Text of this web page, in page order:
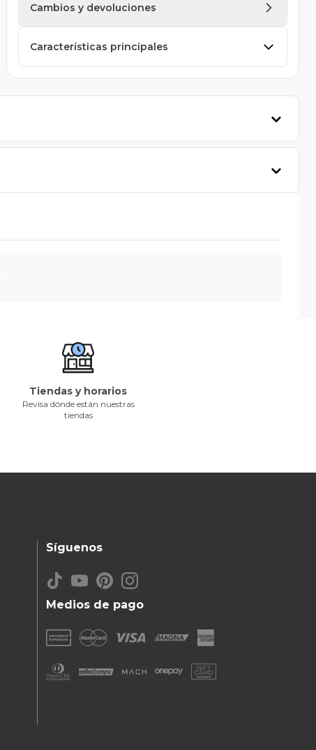
Cambios y devoluciones
Características principales
Tiendas y horarios
Revisa dónde están nuestras
tiendas
Medios de pago
Síguenos